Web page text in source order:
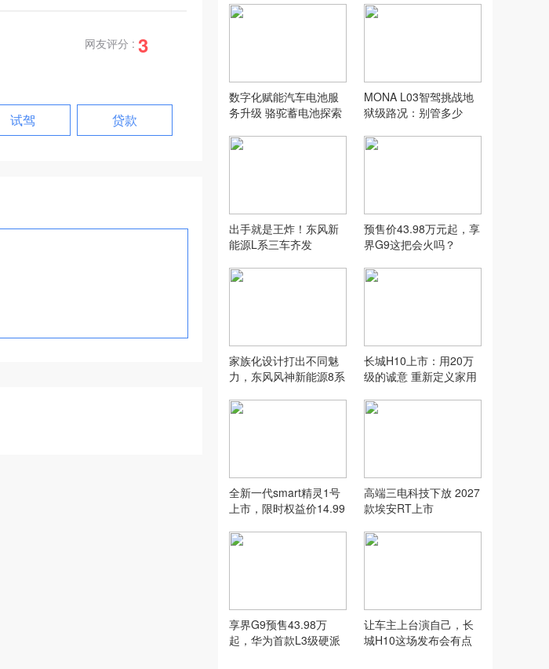
网友评分 : 3
试驾 贷款
数字化赋能汽车电池服
务升级 骆驼蓄电池探索
MONA L03智驾挑战地
狱级路况：别管多少
驾
出手就是王炸！东风新
能源L系三车齐发
预售价43.98万元起，享
界G9这把会火吗？
家族化设计打出不同魅
力，东风风神新能源8系
长城H10上市：用20万
级的诚意 重新定义家用
全新一代smart精灵1号
上市，限时权益价14.99
高端三电科技下放 2027
款埃安RT上市
享界G9预售43.98万
起，华为首款L3级硬派
让车主上台演自己，长
城H10这场发布会有点